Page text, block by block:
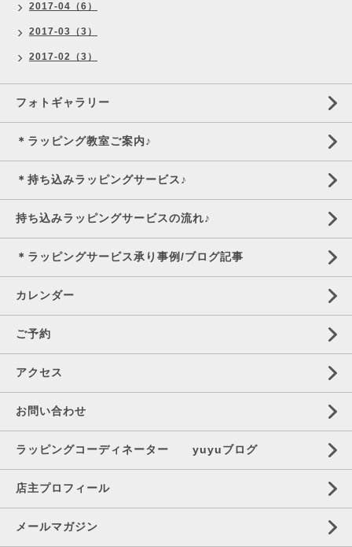
2017-04（6）
2017-03（3）
2017-02（3）
フォトギャラリー
＊ラッピング教室ご案内♪
＊持ち込みラッピングサービス♪
持ち込みラッピングサービスの流れ♪
＊ラッピングサービス承り事例/ブログ記事
カレンダー
ご予約
アクセス
お問い合わせ
ラッピングコーディネーター yuyuブログ
店主プロフィール
メールマガジン